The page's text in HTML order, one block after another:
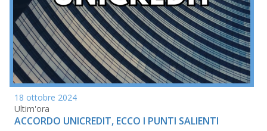
18 ottobre 2024
Ultim'ora
ACCORDO UNICREDIT, ECCO I PUNTI SALIENTI